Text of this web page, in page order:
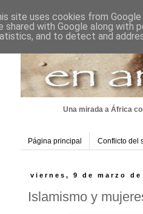
Una mirada a África
Página principal Conflicto del
viernes, 9 de marzo de
Islamismo y
site uses cookies from
shared with Google along with
and to detect and